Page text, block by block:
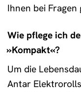
Ihnen bei
Wie pflege ich
»Kompakt«?
Um die
Antar